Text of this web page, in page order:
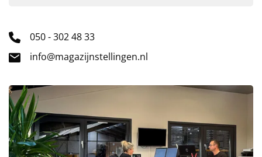
050 - 302 48 33
info@magazijnstellingen.nl